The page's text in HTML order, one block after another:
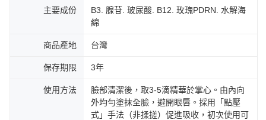
主要成份
B3. 腺苷. 玻尿酸. B12. 玫瑰PDRN. 水解海
綿
商品產地 台灣
保存期限 3年
使用方法
臉部清潔後，取3-5滴精華於掌心。由內向
外均勻塗抹全臉，避開眼唇。採用「點壓
式」手法（非揉搓）促進吸收，初次使用可